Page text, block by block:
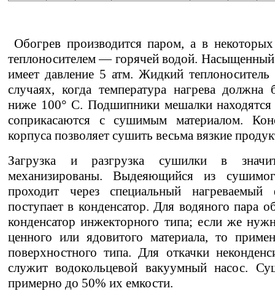
Обогрев производится паром, а в
теплоносителем — горячей водой. Насыщенный
имеет давление 5 атм. Жидкий
случаях, когда температура нагрева должна
ниже 100° С. Подшипники мешалки находятся
соприкасаются с сушимым материалом.
корпуса позволяет сушить весьма вязкие
Загрузка и разгрузка сушилки в
механизированы. Выдеяющийся из
проходит через специальный
поступает в конденсатop. Для водяного пара
конденсатор инжекторного типа; если же
ценного или ядовитого материала, то
поверхностного типа. Для откачки
служит водокольцевой вакуумный насос.
примерно до 50% их емкости.